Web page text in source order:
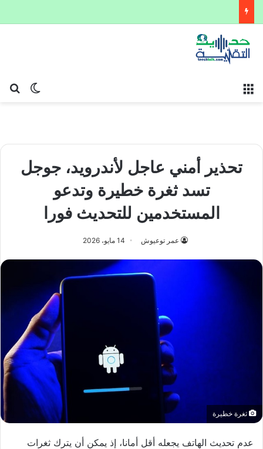
الوضع
تحذير أمني عاجل لأندرويد، جوجل
تسد ثغرة خطيرة وتدعو
المستخدمين للتحديث فورا
عمر توعيوش 14 مايو، 2026
ثغرة خطيرة
عدم تحديث الهاتف يجعله أقل أمانا، إذ يمكن أن يترك ثغرات